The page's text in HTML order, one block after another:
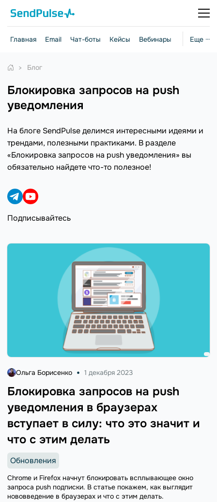
Еще ···
Главная Email Чат-боты Кейсы Вебинары Стратегии
Блог
Блокировка запросов на push
уведомления
На блоге SendPulse делимся интересными идеями и
трендами, полезными практиками. В разделе
«Блокировка запросов на push уведомления» вы
обязательно найдете что-то полезное!
Подписывайтесь
Блокировка запросов на push
уведомления в браузерах
вступает в силу: что это значит и
что с этим делать
Ольга Борисенко 1 декабря 2023
Обновления
Chrome и Firefox начнут блокировать всплывающее окно
запроса push подписки. В статье покажем, как выглядит
нововведение в браузерах и что с этим делать.